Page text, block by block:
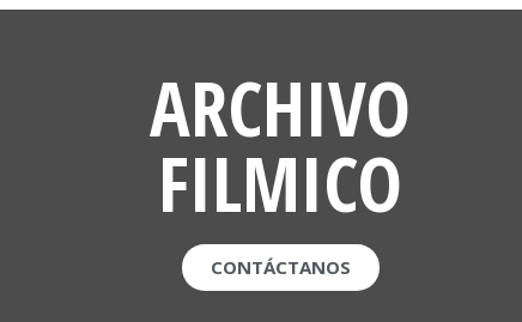
ARCHIVO
FILMICO
CONTÁCTANOS